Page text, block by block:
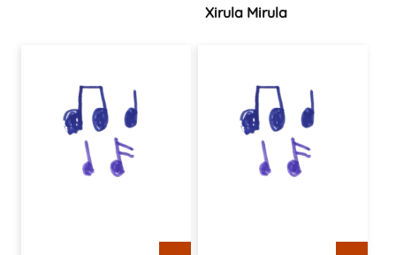
Xirula Mirula